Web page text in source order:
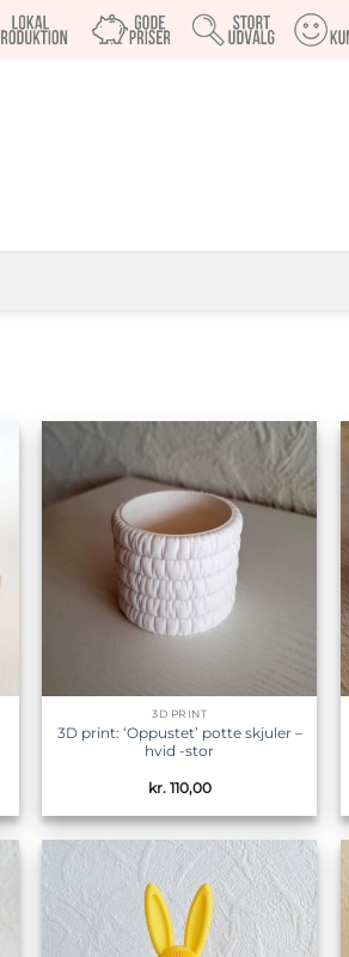
Tilføj til
ønskeliste
3D PRINT
3D print: ‘Oppustet’ potte skjuler –
hvid -stor
kr.110,00
ønskeliste